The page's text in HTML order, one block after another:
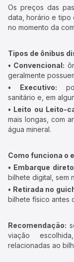
Os preços das
data, horário e tipo
no momento da
Tipos de ônibus
• Convencional:
geralmente
• Executivo:
sanitário e, em
• Leito ou Leito-
mais longas, com
água mineral.
Como funciona o
• Embarque
bilhete digital, sem
• Retirada no
bilhete físico antes
Recomendação:
viação
relacionadas ao